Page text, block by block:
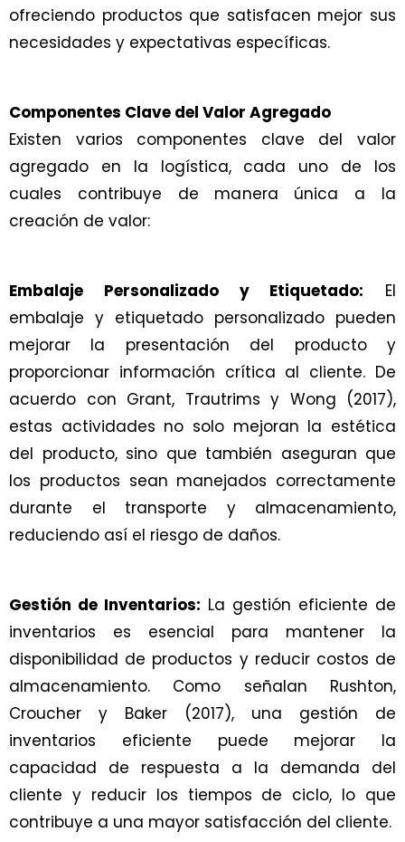
ofreciendo productos que satisfacen mejor sus
necesidades y expectativas específicas.
Componentes Clave del Valor Agregado
Existen varios componentes clave del valor
agregado en la logística, cada uno de los
cuales contribuye de manera única a la
creación de valor:
Embalaje Personalizado y Etiquetado: El
embalaje y etiquetado personalizado pueden
mejorar la presentación del producto y
proporcionar información crítica al cliente. De
acuerdo con Grant, Trautrims y Wong (2017),
estas actividades no solo mejoran la estética
del producto, sino que también aseguran que
los productos sean manejados correctamente
durante el transporte y almacenamiento,
reduciendo así el riesgo de daños.
Gestión de Inventarios: La gestión eficiente de
inventarios es esencial para mantener la
disponibilidad de productos y reducir costos de
almacenamiento. Como señalan Rushton,
Croucher y Baker (2017), una gestión de
inventarios eficiente puede mejorar la
capacidad de respuesta a la demanda del
cliente y reducir los tiempos de ciclo, lo que
contribuye a una mayor satisfacción del cliente.